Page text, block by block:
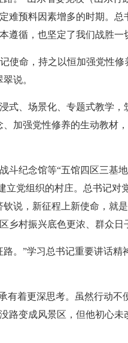
难预料因素增多的时期。
循，也坚定了我们战胜一
使命，持之以恒加强党性
说。
式、场景化、专题式教学，
加强党性修养的生动教材
纪念馆等“五馆四区三基
立党组织的村庄。总书记对
说，新征程上新使命，就
乡村振兴底色更浓、群众日
。”学习总书记重要讲话精
有着更深思考。虽然行动不
路变成风景区，但他初心未